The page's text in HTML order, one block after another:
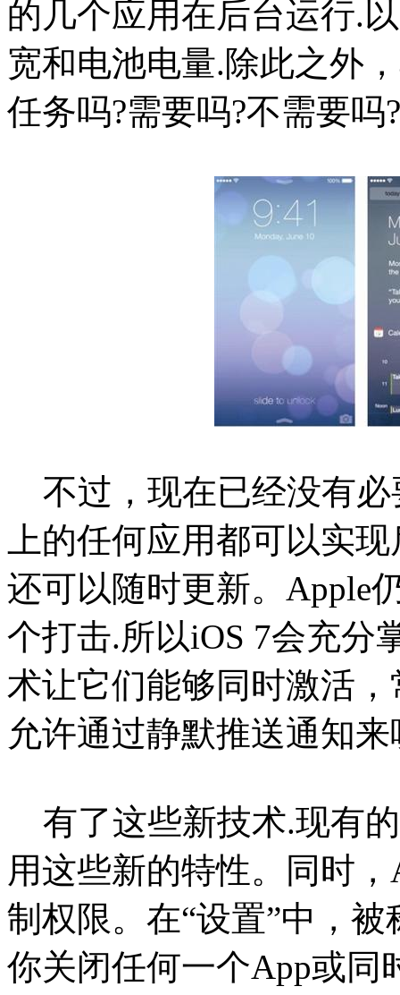
的几个应用在后台运行.
宽和电池电量.除此之外
任务吗?需要吗?不需要吗?
不过，现在已经没有
上的任何应用都可以实
还可以随时更新。Apple
个打击.所以iOS 7会充分
术让它们能够同时激活
允许通过静默推送通知
有了这些新技术.现有
用这些新的特性。同时
制权限。在“设置”中，
你关闭任何一个App或同